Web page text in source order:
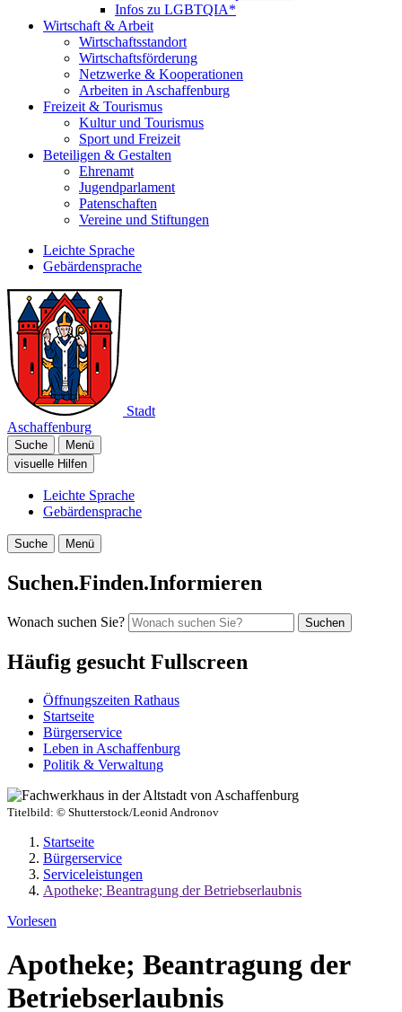
Infos zu LGBTQIA*
Wirtschaft & Arbeit
Wirtschaftsstandort
Wirtschaftsförderung
Netzwerke & Kooperationen
Arbeiten in Aschaffenburg
Freizeit & Tourismus
Kultur und Tourismus
Sport und Freizeit
Beteiligen & Gestalten
Ehrenamt
Jugendparlament
Patenschaften
Vereine und Stiftungen
Leichte Sprache
Gebärdensprache
Stadt
Aschaffenburg
Suche
Menü
visuelle Hilfen
Leichte Sprache
Gebärdensprache
Suche Menü
Suchen.Finden.Informieren
Wonach suchen Sie? Suchen
Häufig gesucht Fullscreen
Öffnungszeiten Rathaus
Startseite
Bürgerservice
Leben in Aschaffenburg
Politik & Verwaltung
Titelbild: © Shutterstock/Leonid Andronov
Startseite
Bürgerservice
Serviceleistungen
Apotheke; Beantragung der Betriebserlaubnis
Vorlesen
Apotheke; Beantragung der
Betriebserlaubnis